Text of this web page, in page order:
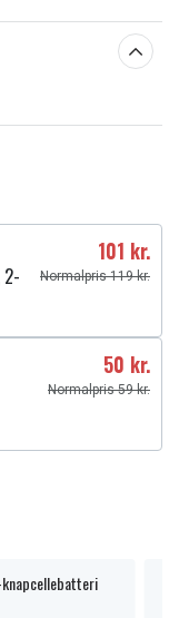
2-
101 kr.
Normalpris 119 kr.
50 kr.
Normalpris 59 kr.
knapcellebatteri